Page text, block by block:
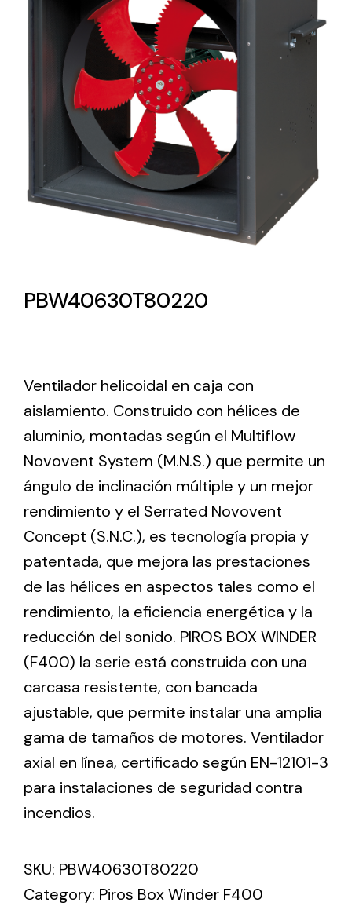
Lighting and Electrical
Equipment
Complete solutions in lighting and electrical
material for each project and need
Ventilation
The incorporation of Novovent into the group
meant a greater offer of ventilation products for
different uses
Iluminación Solar
Variedad de soluciones solares para todo tipo
de necesidades.
Solar lighting
Variety of solar solutions for all kinds of needs.
PBW40630T80220
Ventilador helicoidal en caja con
aislamiento. Construido con hélices de
aluminio, montadas según el Multiflow
Novovent System (M.N.S.) que permite un
ángulo de inclinación múltiple y un mejor
rendimiento y el Serrated Novovent
Concept (S.N.C.), es tecnología propia y
patentada, que mejora las prestaciones
de las hélices en aspectos tales como el
rendimiento, la eficiencia energética y la
reducción del sonido. PIROS BOX WINDER
(F400) la serie está construida con una
carcasa resistente, con bancada
ajustable, que permite instalar una amplia
gama de tamaños de motores. Ventilador
axial en línea, certificado según EN-12101-3
para instalaciones de seguridad contra
incendios.
SKU: PBW40630T80220
Category: Piros Box Winder F400